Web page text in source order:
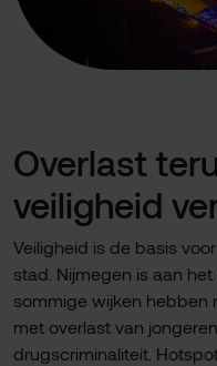
Overlast
veiligheid
Veiligheid is de basis
stad. Nijmegen is aan
sommige wijken hebben
met overlast van
drugscriminaliteit.